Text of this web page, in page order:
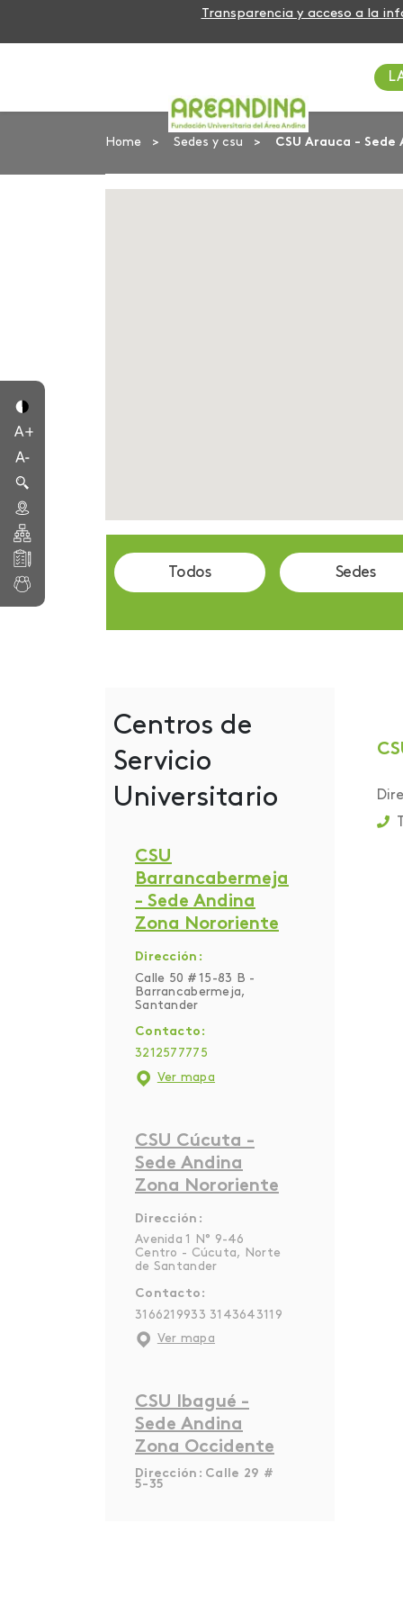
Transparencia y acceso a la
Home Sedes y csu CSU Arauca -
Todos Sedes
Centros de
Servicio
Universitario
CSU
Barrancabermeja
- Sede Andina
Zona Nororiente
Dirección:
Calle 50 # 15-83 B -
Barrancabermeja,
Santander
Contacto:
3212577775
Ver mapa
CSU Cúcuta -
Sede Andina
Zona Nororiente
Dirección:
Avenida 1 N° 9-46
Centro - Cúcuta, Norte
de Santander
Contacto:
3166219933 3143643119
Ver mapa
CSU Ibagué -
Sede Andina
Zona Occidente
Dirección: Calle 29 #
5-35